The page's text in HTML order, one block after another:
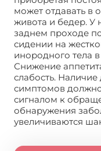
может отдавать в
живота и бедер. У
заднем проходе
сидении на
инородного тела
Снижение
слабость.
симптомов
сигналом к
обнаружения
увеличиваются